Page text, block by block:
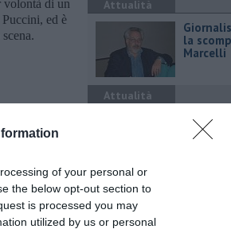
of your personal or
the below opt-out section to
is processed you may
utilized by us or personal
volontà di un
ed è
Attualità
la
Marcelli
Attualità
milioni